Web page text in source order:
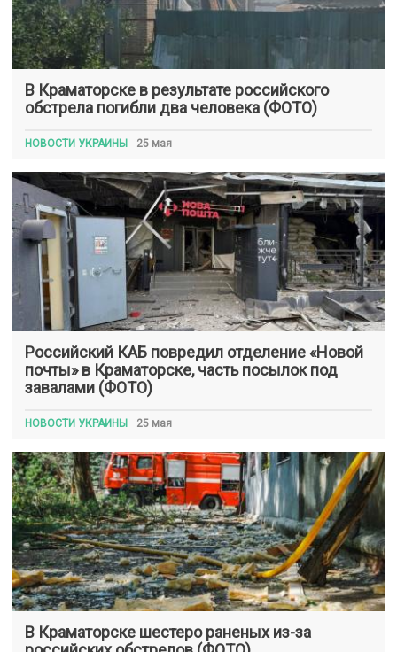
В Краматорске в результате российского
обстрела погибли два человека (ФОТО)
НОВОСТИ УКРАИНЫ 25 мая
Российский КАБ повредил отделение «Новой
почты» в Краматорске, часть посылок под
завалами (ФОТО)
НОВОСТИ УКРАИНЫ 25 мая
В Краматорске шестеро раненых из-за